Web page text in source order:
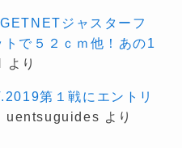
ジャスターフ
で５２ｃｍ他！あの1
より
第１戦にエントリ
uentsuguides より